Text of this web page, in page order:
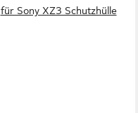
für Sony XZ3 Schutzhülle